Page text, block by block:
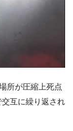
所が圧縮上死点
互に繰り返され